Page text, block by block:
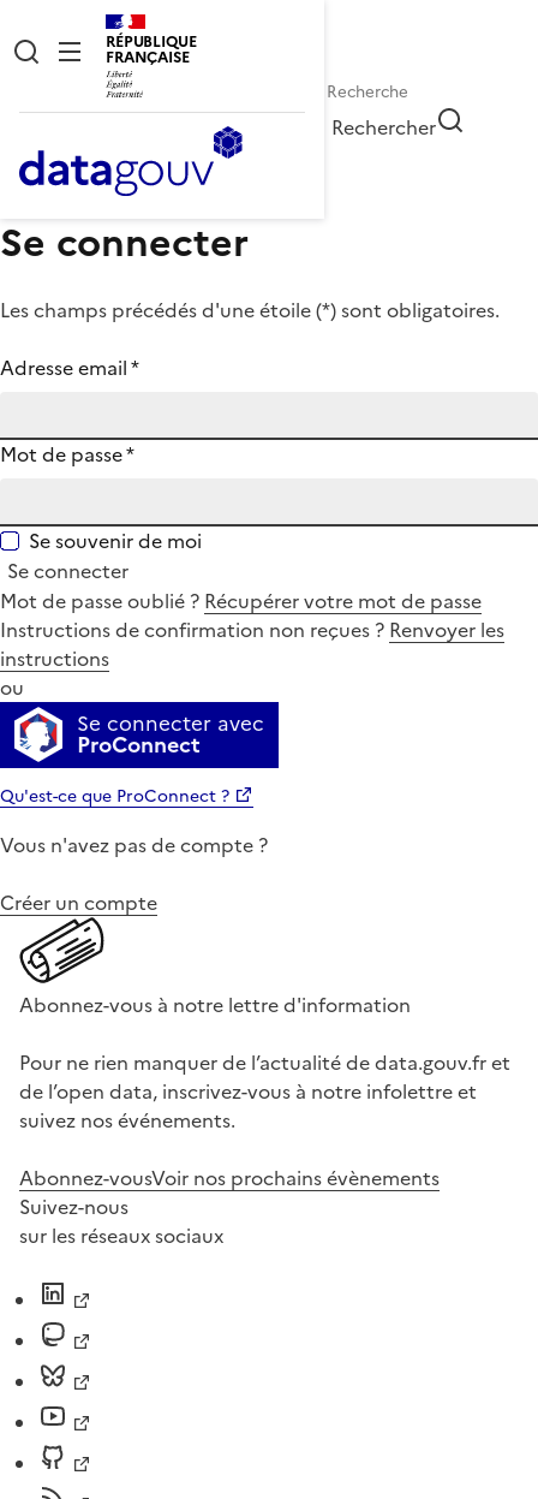
RÉPUBLIQUE
FRANÇAISE
Rechercher
Se connecter
Les champs précédés d'une étoile (*) sont obligatoires.
Adresse email*
Mot de passe*
Se souvenir de moi
Se connecter
Mot de passe oublié ? Récupérer votre mot de passe
Instructions de confirmation non reçues ? Renvoyer les
instructions
ou
Se connecter avec
ProConnect
Qu'est-ce que ProConnect ?
Vous n'avez pas de compte ?
Créer un compte
Abonnez-vous à notre lettre d'information
Pour ne rien manquer de l’actualité de data.gouv.fr et
de l’open data, inscrivez-vous à notre infolettre et
suivez nos événements.
Abonnez-vousVoir nos prochains évènements
Suivez-nous
sur les réseaux sociaux